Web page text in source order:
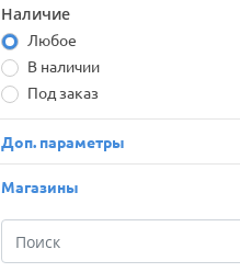
Double Coin
DoubleStar
Dunlop
Duraturn
Falken
Formula
Fortune
Наличие
Любое
В наличии
Под заказ
Доп. параметры
Магазины